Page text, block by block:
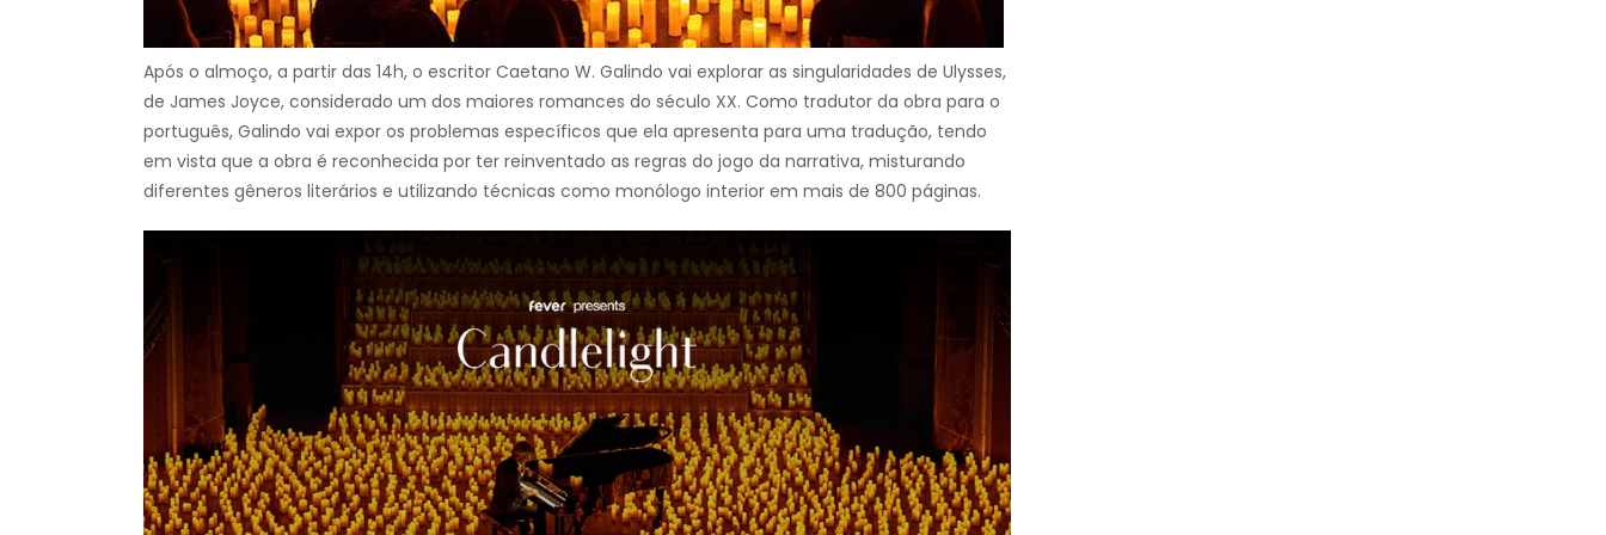
Após o almoço, a partir das 14h, o escritor Caetano W. Galindo vai explorar as singularidades de Ulysses,
de James Joyce, considerado um dos maiores romances do século XX. Como tradutor da obra para o
português, Galindo vai expor os problemas específicos que ela apresenta para uma tradução, tendo
em vista que a obra é reconhecida por ter reinventado as regras do jogo da narrativa, misturando
diferentes gêneros literários e utilizando técnicas como monólogo interior em mais de 800 páginas.